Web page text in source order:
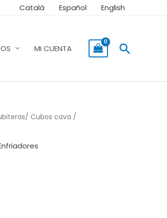
Català Español English
MI CUENTA Buscar
Cubos cava /